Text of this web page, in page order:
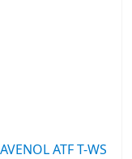
ATF T-WS